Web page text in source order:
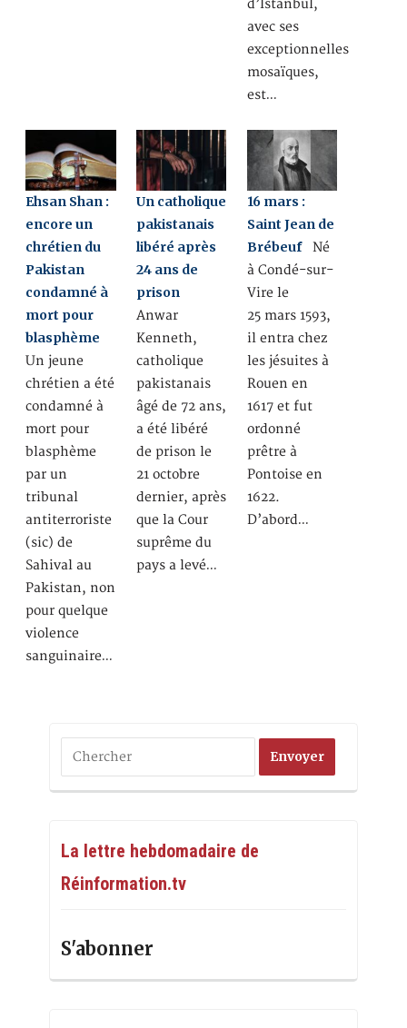
d’Istanbul,
avec ses
exceptionnelles
mosaïques,
est…
Ehsan Shan :
encore un
chrétien du
Pakistan
condamné à
mort pour
blasphème
Un jeune
chrétien a été
condamné à
mort pour
blasphème
par un
tribunal
antiterroriste
(sic) de
Sahival au
Pakistan, non
pour quelque
violence
sanguinaire…
Un catholique
pakistanais
libéré après
24 ans de
prison
Anwar
Kenneth,
catholique
pakistanais
âgé de 72 ans,
a été libéré
de prison le
21 octobre
dernier, après
que la Cour
suprême du
pays a levé…
16 mars :
Saint Jean de
BrébeufNé
à Condé-sur-
Vire le
25 mars 1593,
il entra chez
les jésuites à
Rouen en
1617 et fut
ordonné
prêtre à
Pontoise en
1622.
D’abord…
La lettre hebdomadaire de
Réinformation.tv
S'abonner